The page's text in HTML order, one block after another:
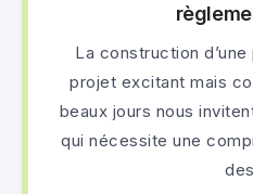
La construction
projet excitant mais
beaux jours nous
qui nécessite une